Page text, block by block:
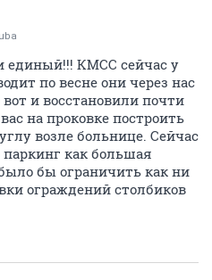
единый!!! КМСС сейчас у
по весне они через нас
и восстановили почти
на проковке построить
возле больнице. Сейчас
как большая
бы ограничить как ни
ограждений столбиков